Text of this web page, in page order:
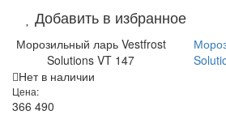
Добавить в избранное
Морозильный ларь Vestfrost
Solutions VT 147
Нет в наличии
Цена:
366 490